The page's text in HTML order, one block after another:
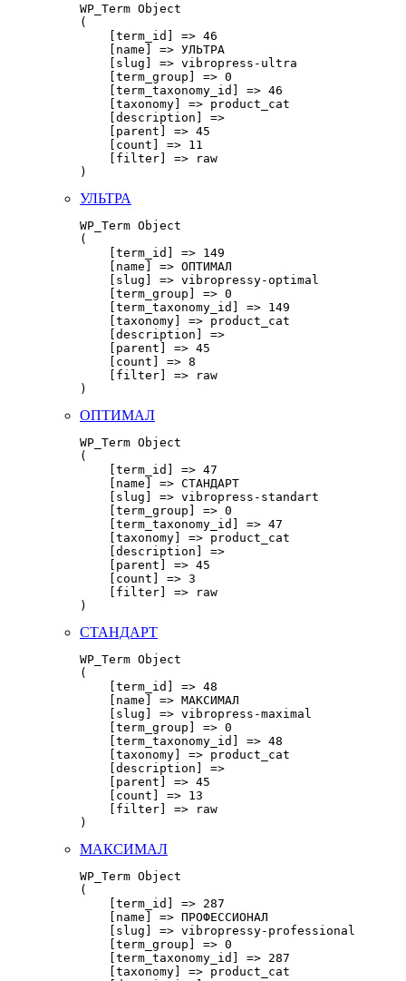
WP_Term Object
(
    [term_id] => 46
    [name] => УЛЬТРА
    [slug] => vibropress-ultra
    [term_group] => 0
    [term_taxonomy_id] => 46
    [taxonomy] => product_cat
    [description] =>
    [parent] => 45
    [count] => 11
    [filter] => raw
УЛЬТРА
WP_Term Object
(
    [term_id] => 149
    [name] => ОПТИМАЛ
    [slug] => vibropressy-optimal
    [term_group] => 0
    [term_taxonomy_id] => 149
    [taxonomy] => product_cat
    [description] =>
    [parent] => 45
    [count] => 8
    [filter] => raw
ОПТИМАЛ
WP_Term Object
(
    [term_id] => 47
    [name] => СТАНДАРТ
    [slug] => vibropress-standart
    [term_group] => 0
    [term_taxonomy_id] => 47
    [taxonomy] => product_cat
    [description] =>
    [parent] => 45
    [count] => 3
    [filter] => raw
СТАНДАРТ
WP_Term Object
(
    [term_id] => 48
    [name] => МАКСИМАЛ
    [slug] => vibropress-maximal
    [term_group] => 0
    [term_taxonomy_id] => 48
    [taxonomy] => product_cat
    [description] =>
    [parent] => 45
    [count] => 13
    [filter] => raw
МАКСИМАЛ
WP_Term Object
(
    [term_id] => 287
    [name] => ПРОФЕССИОНАЛ
    [slug] => vibropressy-professional
    [term_group] => 0
    [term_taxonomy_id] => 287
    [taxonomy] => product_cat